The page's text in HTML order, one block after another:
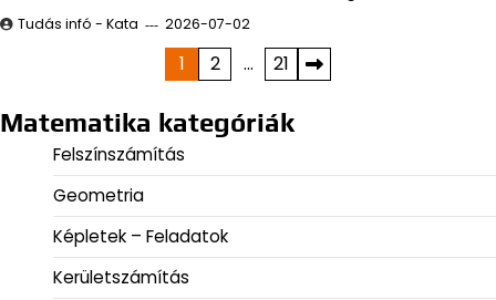
Tudás infó - Kata 2026-07-02
1 2 … 21
Matematika kategóriák
Felszínszámítás
Geometria
Képletek – Feladatok
Kerületszámítás